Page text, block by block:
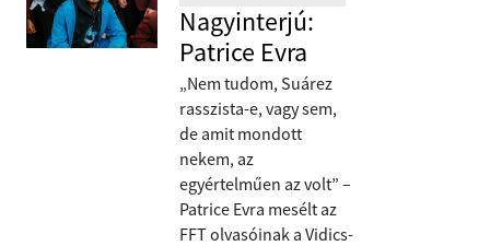
Nagyinterjú:
Patrice Evra
„Nem tudom, Suárez
rasszista-e, vagy sem,
de amit mondott
nekem, az
egyértelműen az volt” –
Patrice Evra mesélt az
FFT olvasóinak a Vidics-